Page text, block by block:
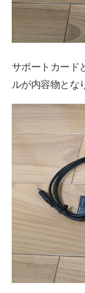
サポートカード
ルが内容物とな